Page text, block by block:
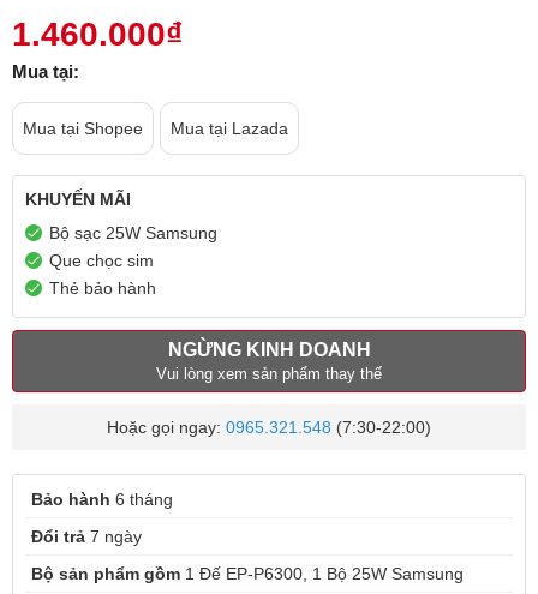
1.460.000₫
Mua tại:
Mua tại Shopee Mua tại Lazada
KHUYẾN MÃI
Bộ sạc 25W Samsung
Que chọc sim
Thẻ bảo hành
NGỪNG KINH DOANH
Vui lòng xem sản phẩm thay thế
Hoặc gọi ngay: 0965.321.548 (7:30-22:00)
Bảo hành 6 tháng
Đổi trả 7 ngày
Bộ sản phẩm gồm 1 Đế EP-P6300, 1 Bộ 25W Samsung